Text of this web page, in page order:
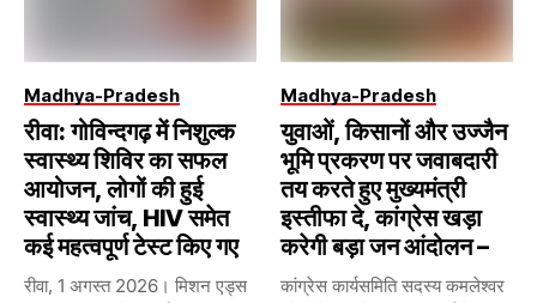
Madhya-Pradesh
रीवा: गोविन्दगढ़ में निशुल्क
स्वास्थ्य शिविर का सफल
आयोजन, लोगों की हुई
स्वास्थ्य जांच, HIV समेत
कई महत्वपूर्ण टेस्ट किए गए
रीवा, 1 अगस्त 2026। मिशन एड्स
Madhya-Pradesh
युवाओं, किसानों और उज्जैन
भूमि प्रकरण पर जवाबदारी
तय करते हुए मुख्यमंत्री
इस्तीफा दे, कांग्रेस खड़ा
करेगी बड़ा जन आंदोलन –
कांग्रेस कार्यसमिति सदस्य कमलेश्वर